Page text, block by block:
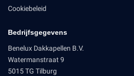
Cookiebeleid
Bedrijfsgegevens
Benelux Dakkapellen B.V.
Watermanstraat 9
5015 TG Tilburg